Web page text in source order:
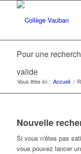
Pour une
valide
Vous êtes ici : Accueil /
Nouvelle
Si vous n'êtes pas
vous pouvez lancer